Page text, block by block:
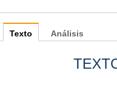
Texto Análisis